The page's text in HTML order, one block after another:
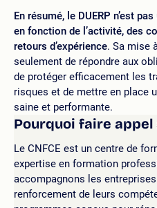
En résumé, le DUERP n’est
en fonction de l’activité, des
retours d’expérience. Sa mise
seulement de répondre aux
de protéger efficacement les
risques et de mettre en place
saine et performante.
Pourquoi faire appel
Le CNFCE est un centre de
expertise en formation
accompagnons les
renforcement de leurs